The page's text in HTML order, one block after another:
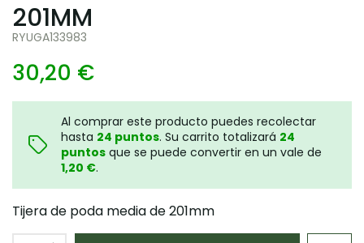
201MM
RYUGA133983
30,20 €
Al comprar este producto puedes recolectar
hasta 24 puntos. Su carrito totalizará 24
puntos que se puede convertir en un vale de
1,20 €.
Tijera de poda media de 201mm